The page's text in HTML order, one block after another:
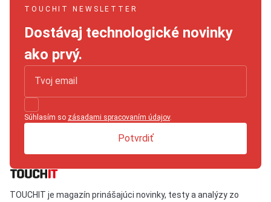
TOUCHIT NEWSLETTER
Dostávaj technologické novinky
ako prvý.
Súhlasím so zásadami spracovaním údajov.
Potvrdiť
TOUCHIT je magazín prinášajúci novinky, testy a analýzy zo